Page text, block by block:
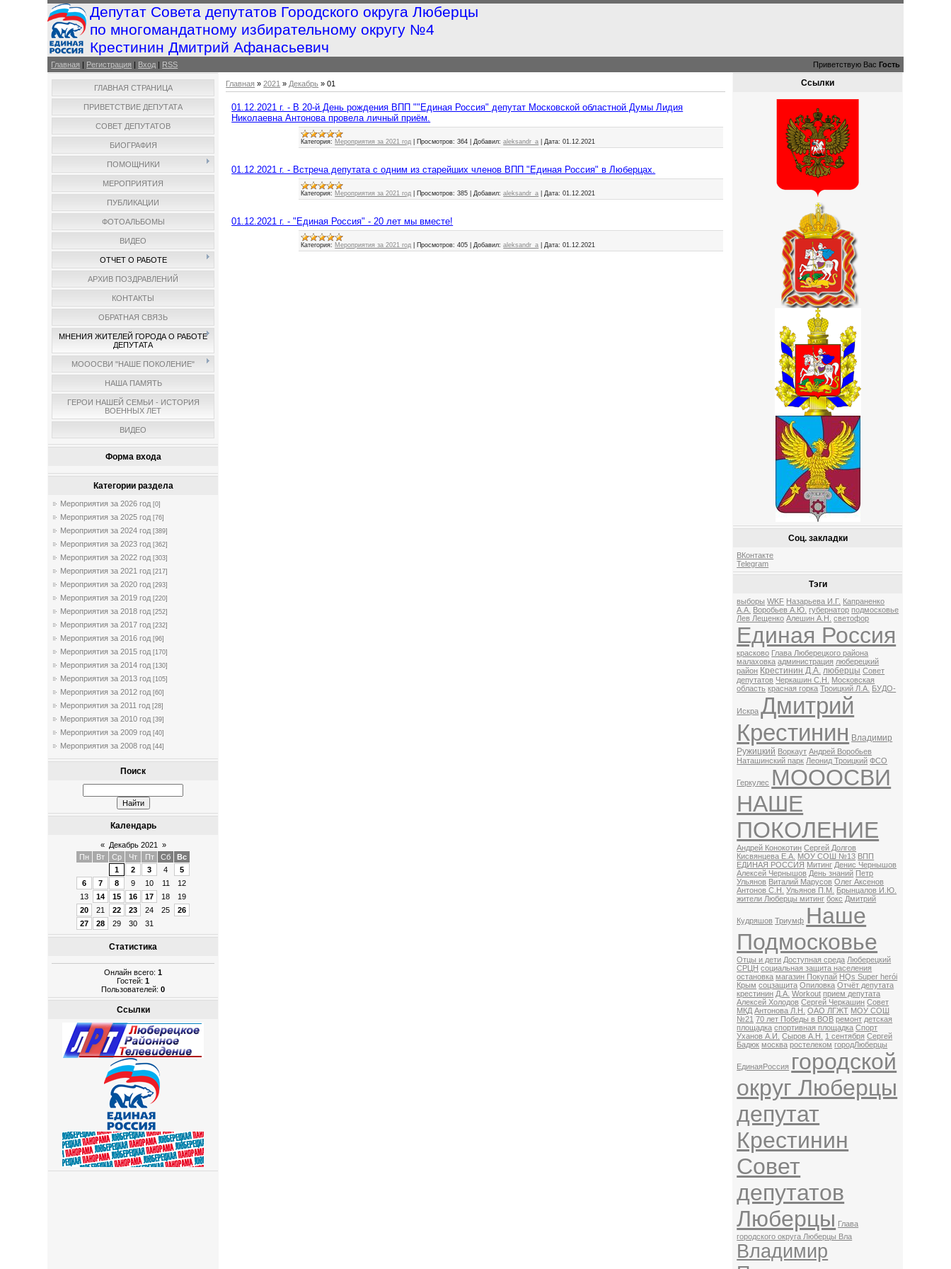
Депутат Совета депутатов Городского округа Люберцы
по многомандатному избирательному округу №4
Крестинин Дмитрий Афанасьевич
Главная | Регистрация | Вход | RSS Приветствую Вас Гость
ГЛАВНАЯ СТРАНИЦА
ПРИВЕТСТВИЕ ДЕПУТАТА
СОВЕТ ДЕПУТАТОВ
БИОГРАФИЯ
ПОМОЩНИКИ
МЕРОПРИЯТИЯ
ПУБЛИКАЦИИ
ФОТОАЛЬБОМЫ
ВИДЕО
ОТЧЕТ О РАБОТЕ
АРХИВ ПОЗДРАВЛЕНИЙ
КОНТАКТЫ
ОБРАТНАЯ СВЯЗЬ
МНЕНИЯ ЖИТЕЛЕЙ ГОРОДА О РАБОТЕ
ДЕПУТАТА
МОООСВИ "НАШЕ ПОКОЛЕНИЕ"
НАША ПАМЯТЬ
ГЕРОИ НАШЕЙ СЕМЬИ - ИСТОРИЯ
ВОЕННЫХ ЛЕТ
ВИДЕО
Форма входа
Категории раздела
Мероприятия за 2026 год [0]
Мероприятия за 2025 год [76]
Мероприятия за 2024 год [389]
Мероприятия за 2023 год [362]
Мероприятия за 2022 год [303]
Мероприятия за 2021 год [217]
Мероприятия за 2020 год [293]
Мероприятия за 2019 год [220]
Мероприятия за 2018 год [252]
Мероприятия за 2017 год [232]
Мероприятия за 2016 год [96]
Мероприятия за 2015 год [170]
Мероприятия за 2014 год [130]
Мероприятия за 2013 год [105]
Мероприятия за 2012 год [60]
Мероприятия за 2011 год [28]
Мероприятия за 2010 год [39]
Мероприятия за 2009 год [40]
Мероприятия за 2008 год [44]
Поиск
Календарь
« Декабрь 2021
»
Пн
Вт Ср Чт Пт Сб
Вс
1
2 3 4
5
6
7 8 9 10 11
12
13
14 15 16 17 18
19
20
21 22 23 24 25
26
27
28 29 30 31
Статистика
Онлайн всего:1
Гостей:1
Пользователей:0
Ссылки
Главная »2021 » Декабрь » 01
01.12.2021 г. - В 20-й День рождения ВПП ""Единая Россия" депутат Московской областной Думы Лидия
Николаевна Антонова провела личный приём.
Категория: Мероприятия за 2021 год Просмотров: 364 Добавил: aleksandr_a Дата: 01.12.2021
01.12.2021 г. - Встреча депутата с одним из старейших членов ВПП "Единая Россия" в Люберцах.
Категория: Мероприятия за 2021 год Просмотров: 385 Добавил: aleksandr_a Дата: 01.12.2021
01.12.2021 г. - "Единая Россия" - 20 лет мы вместе!
Категория: Мероприятия за 2021 год Просмотров: 405 Добавил: aleksandr_a Дата: 01.12.2021
Ссылки
Соц. закладки
ВКонтакте
Telegram
Тэги
выборы WKF Назарьева И.Г. Капраненко
А.А. Воробьев А.Ю. губернатор подмосковье
Лев Лещенко Алешин А.Н. светофор
Единая Россия
красково Глава Люберецкого района
малаховка администрация люберецкий
район Крестинин Д.А. люберцы Совет
депутатов Черкашин С.Н.
Московская
область красная горка Троицкий Л.А. БУДО-
Искра Дмитрий
Крестинин Владимир
Ружицкий Воркаут Андрей Воробьев
Наташинский парк Леонид Троицкий ФСО
Геркулес МОООСВИ
НАШЕ
ПОКОЛЕНИЕ
Андрей Конокотин Сергей Долгов
Кисвянцева Е.А. МОУ СОШ №13 ВПП
ЕДИНАЯ РОССИЯ Митинг Денис Чернышов
Алексей Чернышов День знаний Петр
Ульянов Виталий Марусов Олег Аксенов
Антонов С.Н.
Ульянов П.М. Брынцалов И.Ю.
жители Люберцы митинг бокс Дмитрий
Кудряшов Триумф Наше
Подмосковье
Отцы и дети Доступная среда Люберецкий
СРЦН социальная защита населения
остановка магазин Покупай HQs Super herói
Крым соцзащита Опиловка Отчёт депутата
крестинин Д.А. Workout прием депутата
Алексей Холодов Сергей Черкашин Совет
МКД Антонова Л.Н. ОАО ЛГЖТ МОУ СОШ
№21 70 лет Победы в ВОВ ремонт детская
площадка спортивная площадка Спорт
Уханов А.И.
Сыров А.Н. 1 сентября Сергей
Бадюк москва ростелеком городЛюберцы
ЕдинаяРоссия городской
округ Люберцы
депутат
Крестинин
Совет
депутатов
Люберцы Глава
городского округа Люберцы Вла
Владимир